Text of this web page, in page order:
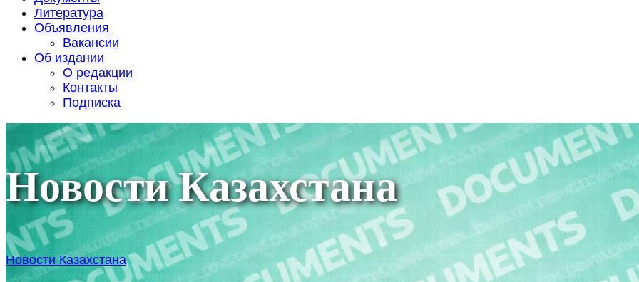
Литература
Объявления
Вакансии
Об издании
О редакции
Контакты
Подписка
Новости Казахстана
Новости Казахстана